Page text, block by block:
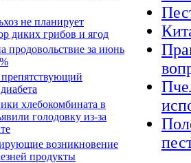
не планирует
диких грибов и ягод
за июнь
хлебокомбината в
голодовку из-за
возникновение
продукты